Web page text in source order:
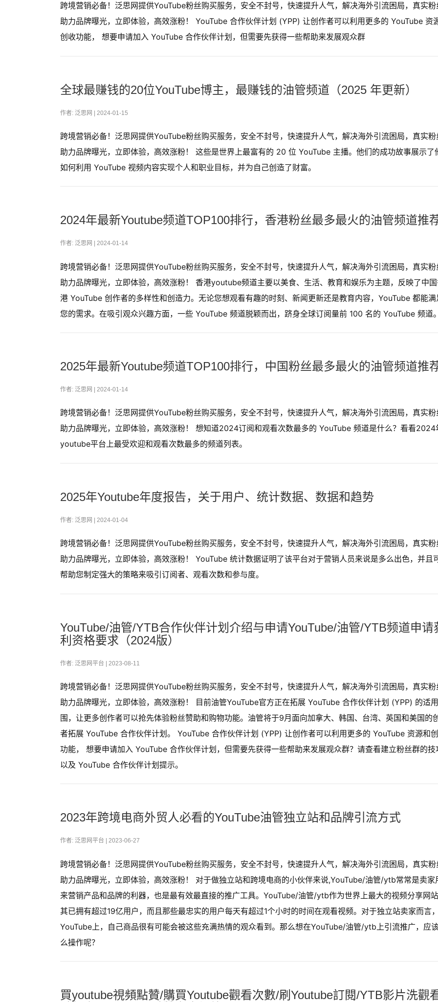
跨境营销必备！泛思网提供YouTube粉丝购买服务，安全不封号，快速提升人气，解决海外引流困局，真实粉
助力品牌曝光，立即体验，高效涨粉！ YouTube 合作伙伴计划 (YPP) 让创作者可以利用更多的 YouTube 资
创收功能， 想要申请加入 YouTube 合作伙伴计划，但需要先获得一些帮助来发展观众群
全球最赚钱的20位YouTube博主，最赚钱的油管频道（2025 年更新）
作者: 泛思网 | 2024-01-15
跨境营销必备！泛思网提供YouTube粉丝购买服务，安全不封号，快速提升人气，解决海外引流困局，真实粉
助力品牌曝光，立即体验，高效涨粉！ 这些是世界上最富有的 20 位 YouTube 主播。他们的成功故事展示了
如何利用 YouTube 视频内容实现个人和职业目标，并为自己创造了财富。
2024年最新Youtube频道TOP100排行，香港粉丝最多最火的油管频道推
作者: 泛思网 | 2024-01-14
跨境营销必备！泛思网提供YouTube粉丝购买服务，安全不封号，快速提升人气，解决海外引流困局，真实粉
助力品牌曝光，立即体验，高效涨粉！ 香港youtube频道主要以美食、生活、教育和娱乐为主题，反映了中
港 YouTube 创作者的多样性和创造力。无论您想观看有趣的时刻、新闻更新还是教育内容，YouTube 都能满
您的需求。在吸引观众兴趣方面，一些 YouTube 频道脱颖而出，跻身全球订阅量前 100 名的 YouTube 频道。
2025年最新Youtube频道TOP100排行，中国粉丝最多最火的油管频道推
作者: 泛思网 | 2024-01-14
跨境营销必备！泛思网提供YouTube粉丝购买服务，安全不封号，快速提升人气，解决海外引流困局，真实粉
助力品牌曝光，立即体验，高效涨粉！ 想知道2024订阅和观看次数最多的 YouTube 频道是什么？看看2024
youtube平台上最受欢迎和观看次数最多的频道列表。
2025年Youtube年度报告，关于用户、统计数据、数据和趋势
作者: 泛思网 | 2024-01-04
跨境营销必备！泛思网提供YouTube粉丝购买服务，安全不封号，快速提升人气，解决海外引流困局，真实粉
助力品牌曝光，立即体验，高效涨粉！ YouTube 统计数据证明了该平台对于营销人员来说是多么出色，并且
帮助您制定强大的策略来吸引订阅者、观看次数和参与度。
YouTube/油管/YTB合作伙伴计划介绍与申请YouTube/油管/YTB频道申请
利资格要求（2024版）
作者: 泛思网平台 | 2023-08-11
跨境营销必备！泛思网提供YouTube粉丝购买服务，安全不封号，快速提升人气，解决海外引流困局，真实粉
助力品牌曝光，立即体验，高效涨粉！ 目前油管YouTube官方正在拓展 YouTube 合作伙伴计划 (YPP) 的适
围，让更多创作者可以抢先体验粉丝赞助和购物功能。油管将于9月面向加拿大、韩国、台湾、英国和美国的
者拓展 YouTube 合作伙伴计划。 YouTube 合作伙伴计划 (YPP) 让创作者可以利用更多的 YouTube 资源和
功能， 想要申请加入 YouTube 合作伙伴计划，但需要先获得一些帮助来发展观众群？请查看建立粉丝群的技
以及 YouTube 合作伙伴计划提示。
2023年跨境电商外贸人必看的YouTube油管独立站和品牌引流方式
作者: 泛思网平台 | 2023-06-27
跨境营销必备！泛思网提供YouTube粉丝购买服务，安全不封号，快速提升人气，解决海外引流困局，真实粉
助力品牌曝光，立即体验，高效涨粉！ 对于做独立站和跨境电商的小伙伴来说,YouTube/油管/ytb常常是卖家
来营销产品和品牌的利器，也是最有效最直接的推广工具。YouTube/油管/ytb作为世界上最大的视频分享网站
其已拥有超过19亿用户，而且那些最忠实的用户每天有超过1个小时的时间在观看视频。对于独立站卖家而言
YouTube上，自己商品很有可能会被这些充满热情的观众看到。那么想在YouTube/油管/ytb上引流推广，应
么操作呢？
買youtube視頻點贊/購買Youtube觀看次數/刷Youtube訂閱/YTB影片洗觀